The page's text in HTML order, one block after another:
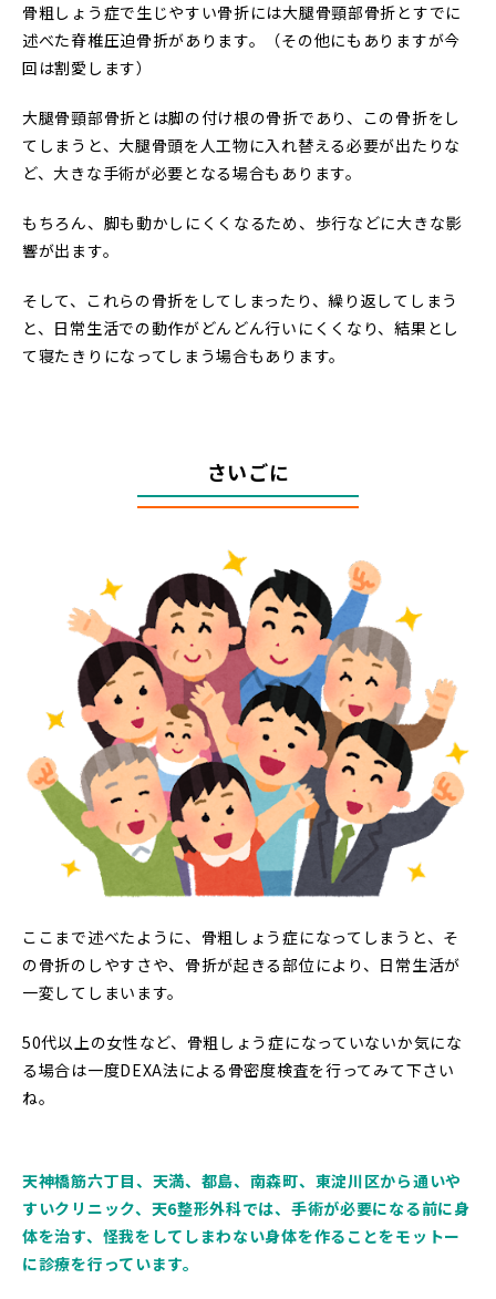
骨粗しょう症で生じやすい骨折には大腿骨頸部骨折とすでに
述べた脊椎圧迫骨折があります。（その他にもありますが今
回は割愛します）
大腿骨頸部骨折とは脚の付け根の骨折であり、この骨折をし
てしまうと、大腿骨頭を人工物に入れ替える必要が出たりな
ど、大きな手術が必要となる場合もあります。
もちろん、脚も動かしにくくなるため、歩行などに大きな影
響が出ます。
そして、これらの骨折をしてしまったり、繰り返してしまう
と、日常生活での動作がどんどん行いにくくなり、結果とし
て寝たきりになってしまう場合もあります。
さいごに
ここまで述べたように、骨粗しょう症になってしまうと、そ
の骨折のしやすさや、骨折が起きる部位により、日常生活が
一変してしまいます。
50代以上の女性など、骨粗しょう症になっていないか気にな
る場合は一度DEXA法による骨密度検査を行ってみて下さい
ね。
天神橋筋六丁目、天満、都島、南森町、東淀川区から通いや
すいクリニック、天6整形外科では、手術が必要になる前に身
体を治す、怪我をしてしまわない身体を作ることをモットー
に診療を行っています。